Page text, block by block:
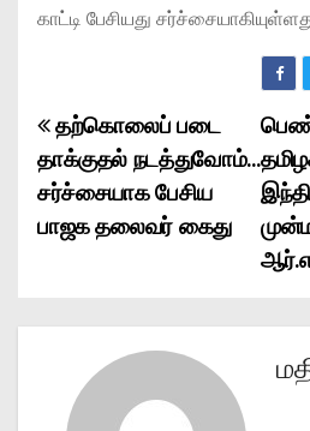
காட்டி பேசியது
P
o
s
n
தற்கொலைப் படை
தாக்குதல் நடத்துவோம்…
சர்ச்சையாக பேசிய
பாஜக தலைவர் கைது